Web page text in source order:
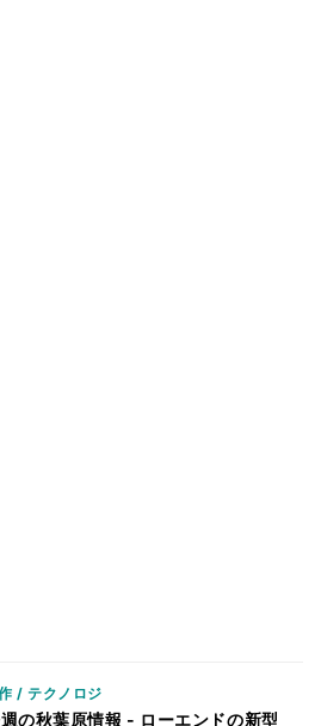
/ テクノロジ
の秋葉原情報 - ローエンドの新型